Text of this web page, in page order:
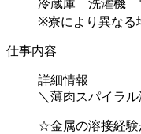
冷蔵庫 洗濯機
※寮により異なる
仕事内容
詳細情報
＼薄肉スパイラ
☆金属の溶接経験